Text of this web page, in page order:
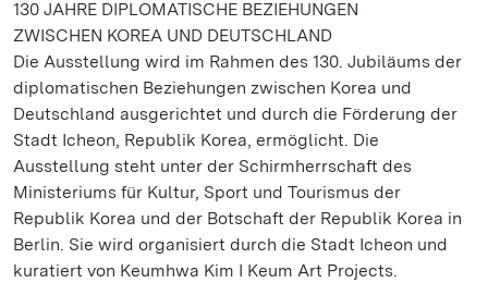
130 JAHRE DIPLOMATISCHE BEZIEHUNGEN
ZWISCHEN KOREA UND DEUTSCHLAND
Die Ausstellung wird im Rahmen des 130. Jubiläums der
diplomatischen Beziehungen zwischen Korea und
Deutschland ausgerichtet und durch die Förderung der
Stadt Icheon, Republik Korea, ermöglicht. Die
Ausstellung steht unter der Schirmherrschaft des
Ministeriums für Kultur, Sport und Tourismus der
Republik Korea und der Botschaft der Republik Korea in
Berlin. Sie wird organisiert durch die Stadt Icheon und
kuratiert von Keumhwa Kim I Keum Art Projects.